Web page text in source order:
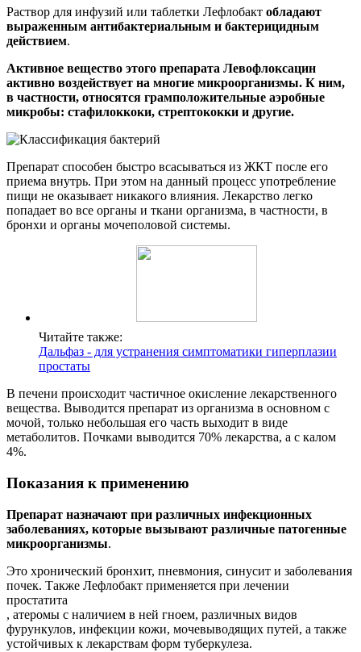
Раствор для инфузий или таблетки Лефлобакт обладают
выраженным антибактериальным и бактерицидным
действием.
Активное вещество этого препарата Левофлоксацин
активно воздействует на многие микроорганизмы. К ним,
в частности, относятся грамположительные аэробные
микробы: стафилоккоки, стрептококки и другие.
Препарат способен быстро всасываться из ЖКТ после его
приема внутрь. При этом на данный процесс употребление
пищи не оказывает никакого влияния. Лекарство легко
попадает во все органы и ткани организма, в частности, в
бронхи и органы мочеполовой системы.
Читайте также:
Дальфаз - для устранения симптоматики гиперплазии
простаты
В печени происходит частичное окисление лекарственного
вещества. Выводится препарат из организма в основном с
мочой, только небольшая его часть выходит в виде
метаболитов. Почками выводится 70% лекарства, а с калом
4%.
Показания к применению
Препарат назначают при различных инфекционных
заболеваниях, которые вызывают различные патогенные
микроорганизмы.
Это хронический бронхит, пневмония, синусит и заболевания
почек. Также Лефлобакт применяется при лечении
простатита
, атеромы с наличием в ней гноем, различных видов
фурункулов, инфекции кожи, мочевыводящих путей, а также
устойчивых к лекарствам форм туберкулеза.